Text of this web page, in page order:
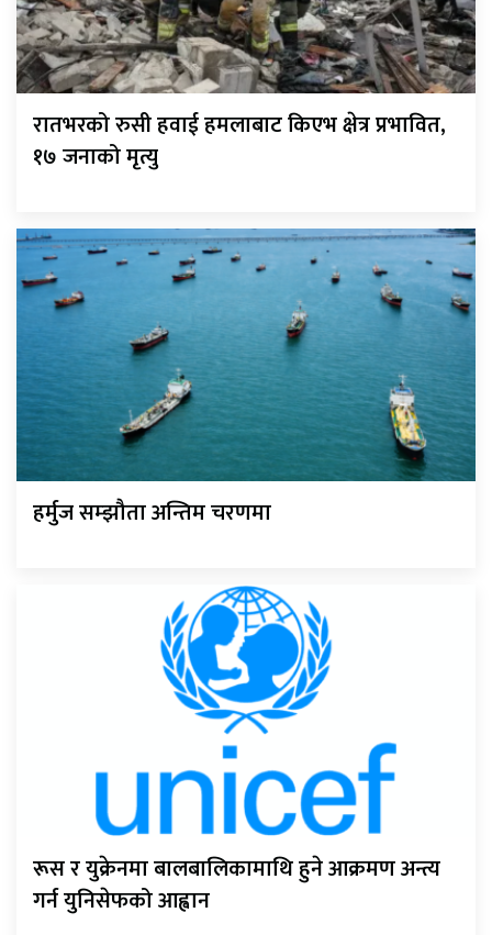
रातभरको रुसी हवाई हमलाबाट किएभ क्षेत्र प्रभावित,
१७ जनाको मृत्यु
हर्मुज सम्झौता अन्तिम चरणमा
रूस र युक्रेनमा बालबालिकामाथि हुने आक्रमण अन्त्य
गर्न युनिसेफको आह्वान